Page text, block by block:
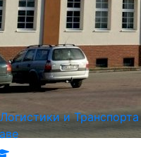
и Транспорта